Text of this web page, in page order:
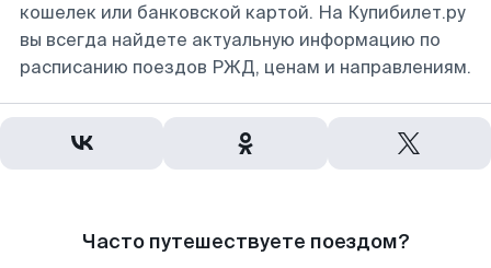
кошелек или банковской картой. На Купибилет.ру
вы всегда найдете актуальную информацию по
расписанию поездов РЖД, ценам и направлениям.
Часто путешествуете поездом?